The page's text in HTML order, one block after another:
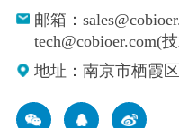
邮箱：
tech@cobioer.com(
地址：南京市栖霞